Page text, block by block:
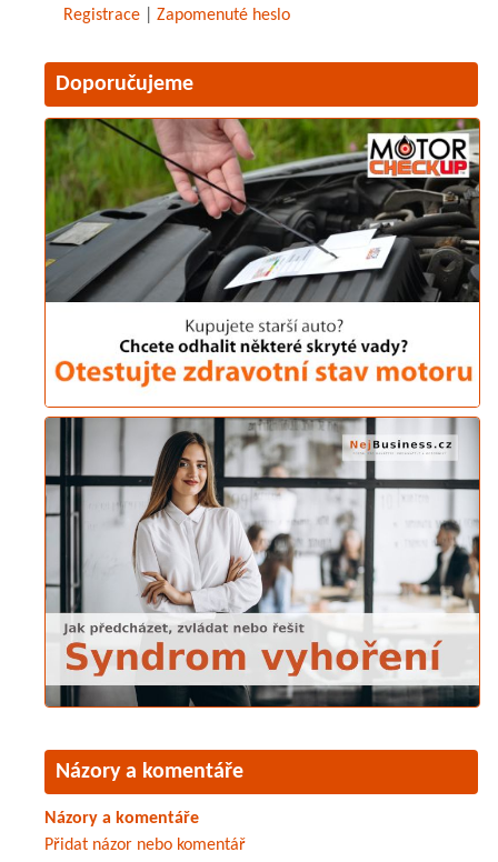
Registrace Zapomenuté heslo
Doporučujeme
Názory a komentáře
Názory a komentáře
Přidat názor nebo komentář